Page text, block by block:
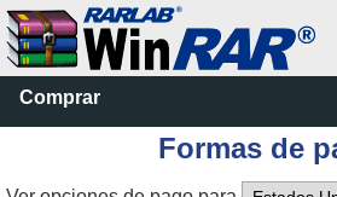
Comprar
Formas de